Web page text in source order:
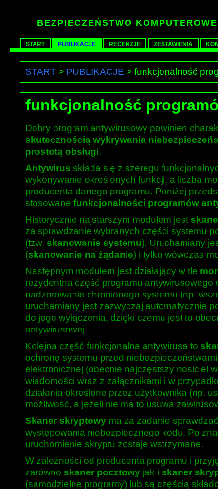
BEZPIECZEŃSTWO KOMPUTEROWE
START PUBLIKACJE RECENZJE ZESTAWIENIA
START > PUBLIKACJE > funkcjonalność
funkcjonalność
Dobry program antywirusowy powinien
skutecznością wykrywania
prostotą obsługi.
Antywirus składa się z szeregu
wykonywanie określonych funkcji, a liczba
producenta danego programu. Poniżej
stosowane funkcjonalności programów
Historycznie najstarszym modułem jest
za sprawdzanie wybranych części systemu
(tzw. skanowanie systemu). Uruchamiany
(skanowanie na żądanie) i tylko wówczas
Następnym modułem jest działający w tle
rezydentna część programu antywirusowego
nadzorowanie chronionego systemu (np.
uruchamiany jest zazwyczaj automatycznie
do jego wyłączenia, dzięki czemu jest to
antywirusowej.
Kolejna część funkcjonalna antywirusa to
ochronę systemu przed
elektronicznej (obecnie najczęstszy nosiciel
wiadomości wraz z załącznikami i w
działania określone przez użytkownika (np.
możliwość, a jeżeli nie ma to usuwa
Skaner skryptowy ma za zadanie
występowania niebezpiecznego kodu. Po
uruchomienie skryptu zostaje wstrzymane.
W zależności od producenta programu i
zarówno skaner pocztowy jak i skaner
(samodzielne programy) lub są częścią